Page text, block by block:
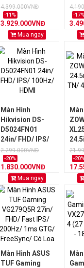
- 2K - 180Hz -
0.5ms)
4.399.000VNĐ
-11%
3.929.000VNĐ
Mua ngay
-
Màn Hình
Hikvision DS-
D5024FN01
24in/ FHD/ IPS/
100Hz/ HDMI
2.299.000VNĐ
-20%
1.830.000VNĐ
Mua ngay
-
Màn Hình ASUS
TUF Gaming